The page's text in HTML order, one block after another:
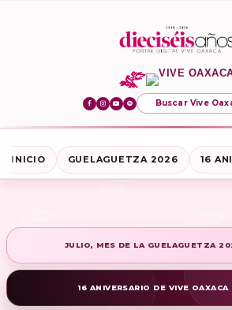
Buscar Vive
INICIO GUELAGUETZA 2026 16
JULIO, MES DE LA GUELAGUETZA
16 ANIVERSARIO DE VIVE OAXACA